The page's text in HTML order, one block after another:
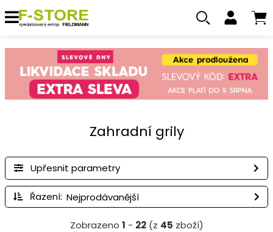
Zahradní grily
Upřesnit parametry
Řazení:
Zobrazeno 1 - 22(z 45 zboží)